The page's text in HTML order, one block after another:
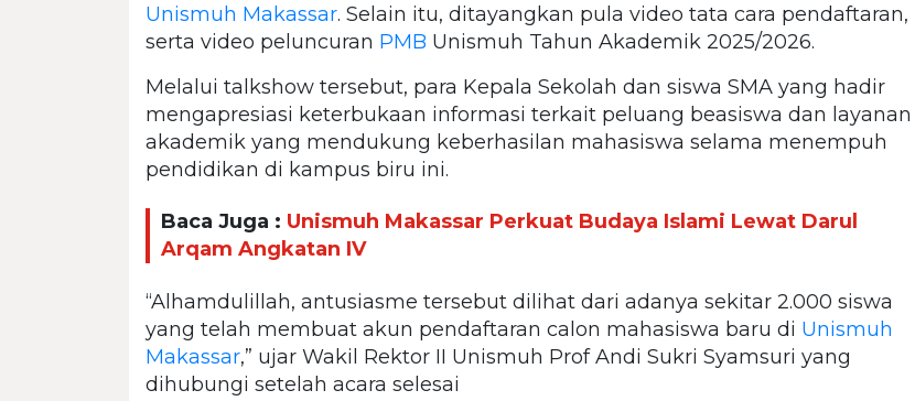
Unismuh Makassar. Selain itu, ditayangkan pula video tata cara pendaftaran,
serta video peluncuran PMB Unismuh Tahun Akademik 2025/2026.
Melalui talkshow tersebut, para Kepala Sekolah dan siswa SMA yang hadir
mengapresiasi keterbukaan informasi terkait peluang beasiswa dan layanan
akademik yang mendukung keberhasilan mahasiswa selama menempuh
pendidikan di kampus biru ini.
Baca Juga : Unismuh Makassar Perkuat Budaya Islami Lewat Darul
Arqam Angkatan IV
“Alhamdulillah, antusiasme tersebut dilihat dari adanya sekitar 2.000 siswa
yang telah membuat akun pendaftaran calon mahasiswa baru di Unismuh
Makassar,” ujar Wakil Rektor II Unismuh Prof Andi Sukri Syamsuri yang
dihubungi setelah acara selesai